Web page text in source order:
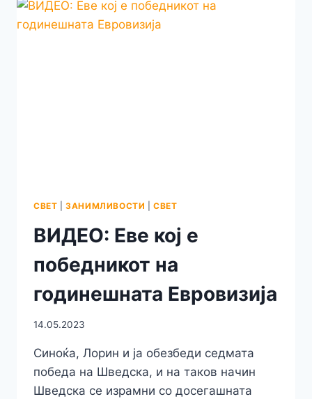
ИСЧЕЗНАТАТА
ПОДМОРНИЦА
СВЕТ |ЗАНИМЛИВОСТИ |СВЕТ
ВИДЕО: Еве кој е
победникот на
годинешната Евровизија
14.05.2023
Синоќа, Лорин и ја обезбеди седмата
победа на Шведска, и на таков начин
Шведска се израмни со досегашната